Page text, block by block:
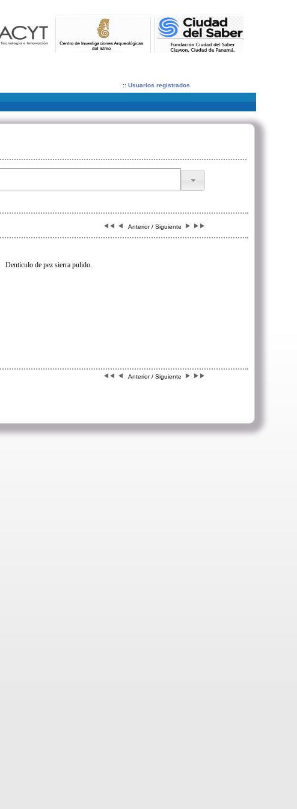
:: Usuarios registrados
Anterior / Siguiente
Dentículo de pez sierra pulido.
Anterior / Siguiente